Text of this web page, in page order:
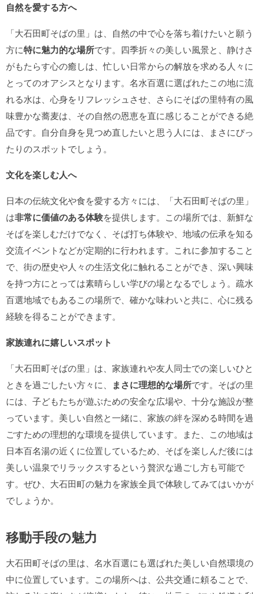
自然を愛する方へ
「大石田町そばの里」は、自然の中で心を落ち着けたいと願う
方に特に魅力的な場所です。四季折々の美しい風景と、静けさ
がもたらす心の癒しは、忙しい日常からの解放を求める人々に
とってのオアシスとなります。名水百選に選ばれたこの地に流
れる水は、心身をリフレッシュさせ、さらにそばの里特有の風
味豊かな蕎麦は、その自然の恩恵を直に感じることができる絶
品です。自分自身を見つめ直したいと思う人には、まさにぴっ
たりのスポットでしょう。
文化を楽しむ人へ
日本の伝統文化や食を愛する方々には、「大石田町そばの里」
は非常に価値のある体験を提供します。この場所では、新鮮な
そばを楽しむだけでなく、そば打ち体験や、地域の伝承を知る
交流イベントなどが定期的に行われます。これに参加すること
で、街の歴史や人々の生活文化に触れることができ、深い興味
を持つ方にとっては素晴らしい学びの場となるでしょう。疏水
百選地域でもあるこの場所で、確かな味わいと共に、心に残る
経験を得ることができます。
家族連れに嬉しいスポット
「大石田町そばの里」は、家族連れや友人同士での楽しいひと
ときを過ごしたい方々に、
まさに理想的な場所です。そばの里
には、子どもたちが遊ぶための安全な広場や、十分な施設が整
っています。美しい自然と一緒に、家族の絆を深める時間を過
ごすための理想的な環境を提供しています。また、この地域は
日本百名湯の近くに位置しているため、そばを楽しんだ後には
美しい温泉でリラックスするという贅沢な過ごし方も可能で
す。ぜひ、大石田町の魅力を家族全員で体験してみてはいかが
でしょうか。
移動手段の魅力
大石田町そばの里は、名水百選にも選ばれた美しい自然環境の
中に位置しています。この場所へは、公共交通に頼ることで、